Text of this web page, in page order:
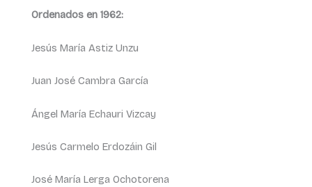
Ordenados en 1962:
Jesús María Astiz Unzu
Juan José Cambra García
Ángel María Echauri Vizcay
Jesús Carmelo Erdozáin Gil
José María Lerga Ochotorena